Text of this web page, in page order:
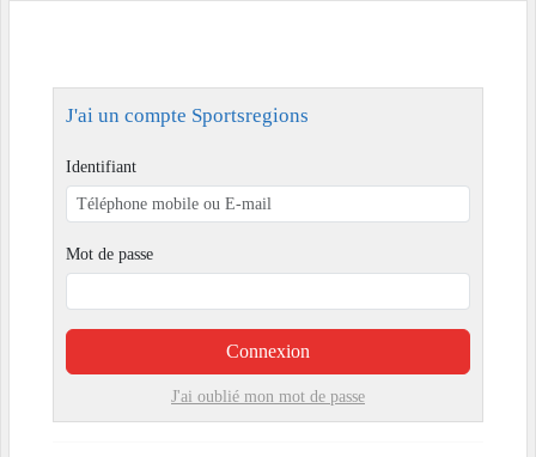
J'ai un compte Sportsregions
Identifiant
Mot de passe
Connexion
J'ai oublié mon mot de passe